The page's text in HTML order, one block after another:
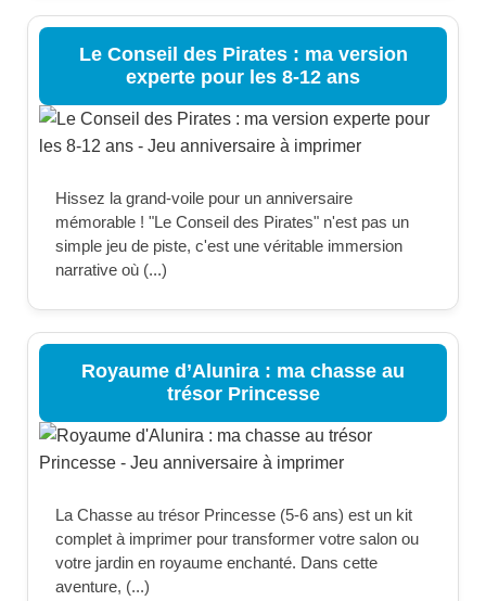
Le Conseil des Pirates : ma version
experte pour les 8-12 ans
Hissez la grand-voile pour un anniversaire
mémorable ! "Le Conseil des Pirates" n'est pas un
simple jeu de piste, c'est une véritable immersion
narrative où (...)
Royaume d’Alunira : ma chasse au
trésor Princesse
La Chasse au trésor Princesse (5-6 ans) est un kit
complet à imprimer pour transformer votre salon ou
votre jardin en royaume enchanté. Dans cette
aventure, (...)